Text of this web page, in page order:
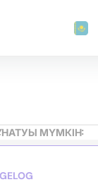
МҮМКІН: